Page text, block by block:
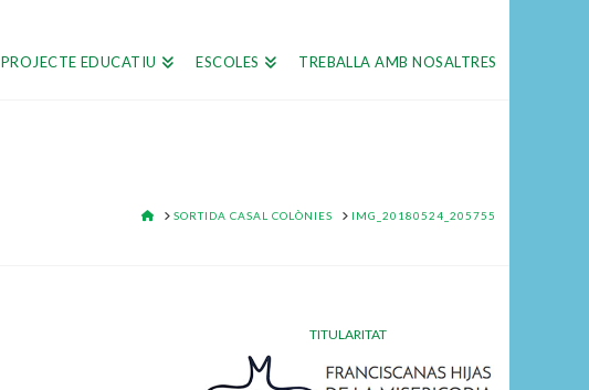
PROJECTE EDUCATIU ESCOLES TREBALLA AMB NOSALTRES
HOMESORTIDA CASAL COLÒNIES IMG_20180524_205755
TITULARITAT